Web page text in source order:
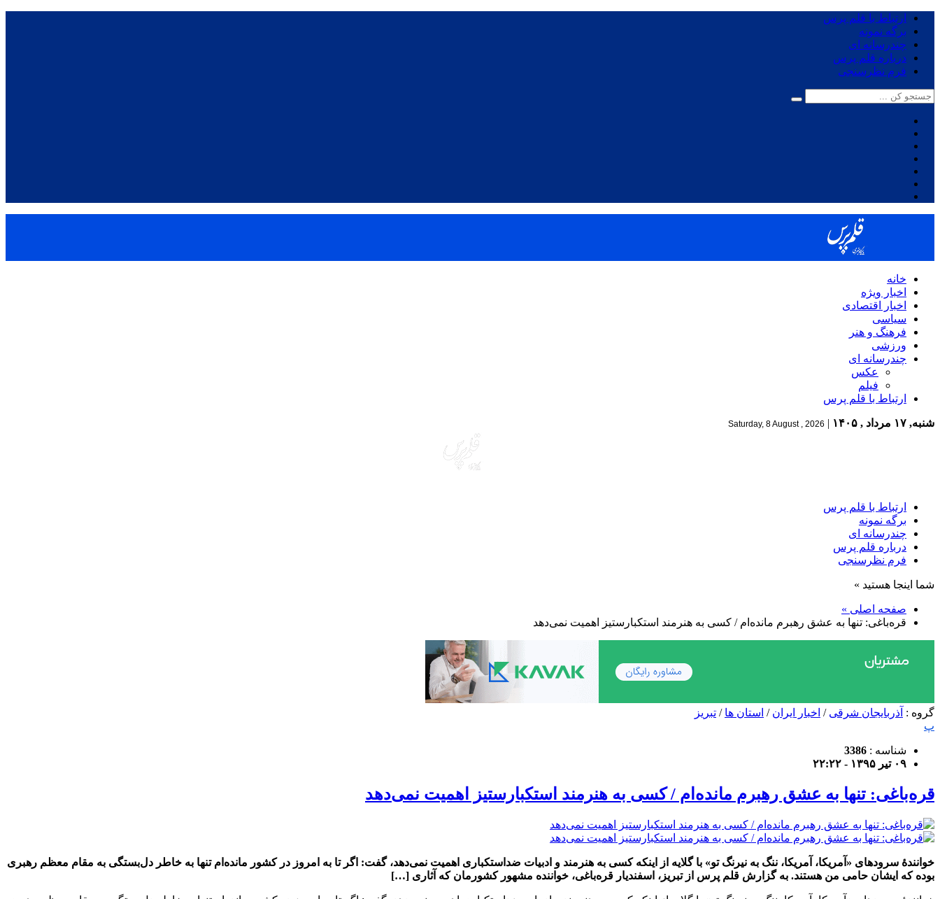
ارتباط با قلم پرس
برگه نمونه
چندرسانه ای
درباره قلم پرس
فرم نظرسنجی
خانه
اخبار ویژه
اخبار اقتصادی
سیاسی
فرهنگ و هنر
ورزشی
چندرسانه ای
عکس
فیلم
ارتباط با قلم پرس
شنبه, ۱۷ مرداد , ۱۴۰۵ |
Saturday, 8 August , 2026
ارتباط با قلم پرس
برگه نمونه
چندرسانه ای
درباره قلم پرس
فرم نظرسنجی
شما اینجا هستید »
صفحه اصلی »
قره‌باغی: تنها به عشق رهبرم مانده‌ام / کسی به هنرمند استکبارستیز اهمیت نمی‌دهد
گروه : آذربایجان شرقی / اخبار ایران / استان ها / تبریز
پ
شناسه : 3386
۰۹ تیر ۱۳۹۵ - ۲۲:۲۲
قره‌باغی: تنها به عشق رهبرم مانده‌ام / کسی به هنرمند استکبارستیز اهمیت نمی‌دهد
خوانندهٔ سرودهای «آمریکا، آمریکا، ننگ به نیرنگ تو» با گلایه از اینکه کسی به هنرمند و ادبیات ضداستکباری اهمیت نمی‌دهد، گفت: اگر تا به امروز در کشور مانده‌ام تنها به خاطر دل‌بستگی به مقام معظم رهبری
بوده که ایشان حامی من هستند. به گزارش قلم پرس از تبریز، اسفندیار قره‌باغی، خواننده مشهور کشورمان که آثاری […]